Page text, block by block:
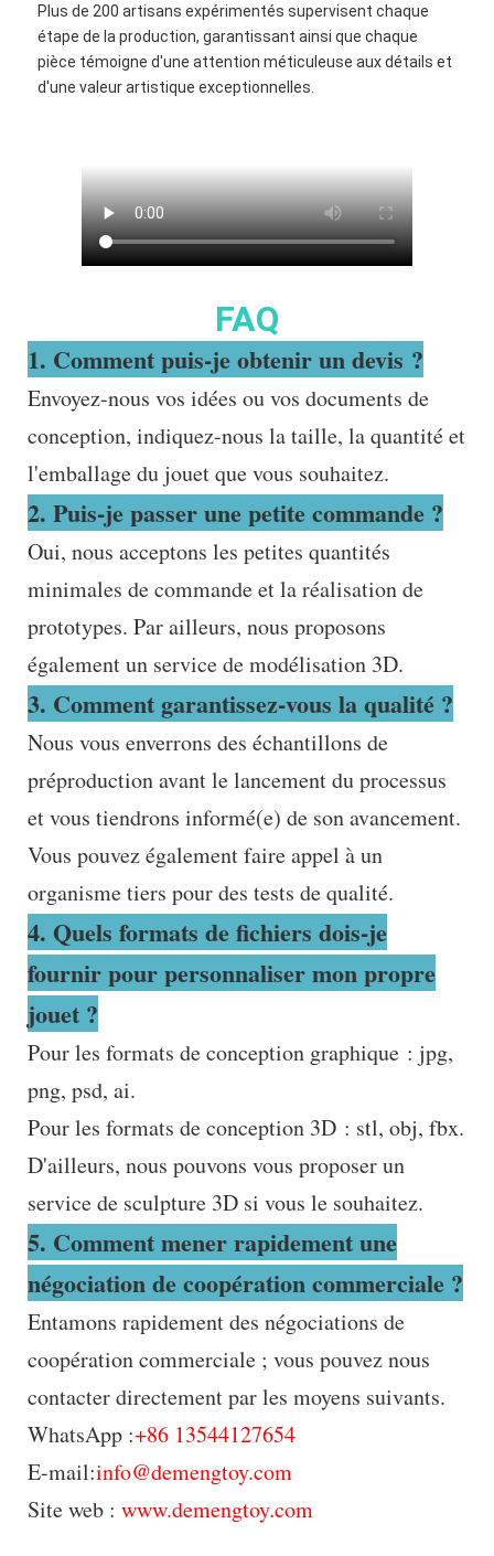
Plus de 200 artisans expérimentés supervisent chaque
étape de la production, garantissant ainsi que chaque
pièce témoigne d'une attention méticuleuse aux détails et
d'une valeur artistique exceptionnelles.
FAQ
1. Comment puis-je obtenir un devis ?
Envoyez-nous vos idées ou vos documents de
conception, indiquez-nous la taille, la quantité et
l'emballage du jouet que vous souhaitez.
2. Puis-je passer une petite commande ?
Oui, nous acceptons les petites quantités
minimales de commande et la réalisation de
prototypes. Par ailleurs, nous proposons
également un service de modélisation 3D.
3. Comment garantissez-vous la qualité ?
Nous vous enverrons des échantillons de
préproduction avant le lancement du processus
et vous tiendrons informé(e) de son avancement.
Vous pouvez également faire appel à un
organisme tiers pour des tests de qualité.
4. Quels formats de fichiers dois-je
fournir pour personnaliser mon propre
jouet ?
Pour les formats de conception graphique : jpg,
png, psd, ai.
Pour les formats de conception 3D : stl, obj, fbx.
D'ailleurs, nous pouvons vous proposer un
service de sculpture 3D si vous le souhaitez.
5. Comment mener rapidement une
négociation de coopération commerciale ?
Entamons rapidement des négociations de
coopération commerciale ; vous pouvez nous
contacter directement par les moyens suivants.
WhatsApp :+86 13544127654
E-mail:info@demengtoy.com
Site web : www.demengtoy.com